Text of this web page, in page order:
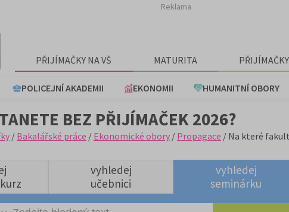
Reklama
PŘIJÍMAČKY NA VŠ MATURITA
POLICEJNÍ AKADEMII EKONOMII HUMANITNÍ OBORY
BEZ PŘIJÍMAČEK 2026?
/ Bakalářské práce / Ekonomické obory / Propagace / Na které
vyhledej
učebnici
vyhledej
seminárku